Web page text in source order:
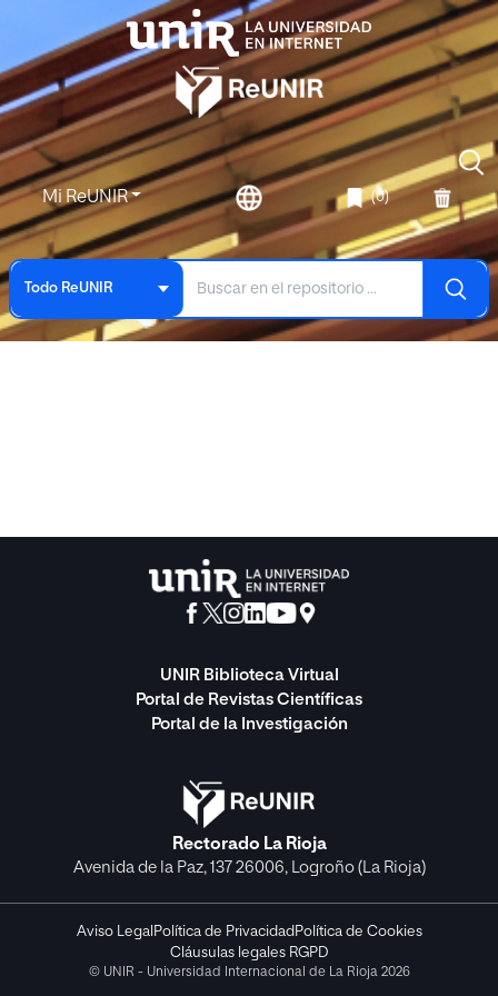
Mi ReUNIR (0)
Todo ReUNIR
UNIR Biblioteca Virtual
Portal de Revistas Científicas
Portal de la Investigación
Rectorado La Rioja
Avenida de la Paz, 137 26006, Logroño (La Rioja)
Aviso Legal Política de Privacidad Política de Cookies
Cláusulas legales RGPD
© UNIR - Universidad Internacional de La Rioja 2026